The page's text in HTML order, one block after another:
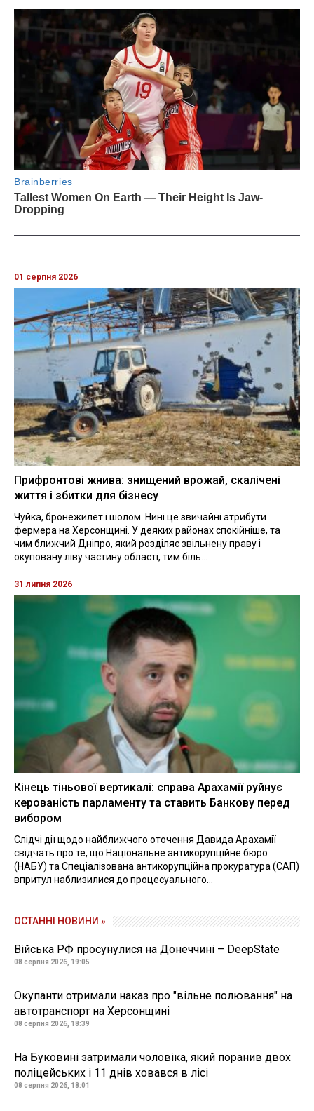
01 серпня 2026
Прифронтові жнива: знищений врожай, скалічені
життя і збитки для бізнесу
Чуйка, бронежилет і шолом. Нині це звичайні атрибути
фермера на Херсонщині. У деяких районах спокійніше, та
чим ближчий Дніпро, який розділяє звільнену праву і
окуповану ліву частину області, тим біль...
31 липня 2026
Кінець тіньової вертикалі: справа Арахамії руйнує
керованість парламенту та ставить Банкову перед
вибором
Слідчі дії щодо найближчого оточення Давида Арахамії
свідчать про те, що Національне антикорупційне бюро
(НАБУ) та Спеціалізована антикорупційна прокуратура (САП)
впритул наблизилися до процесуального...
ОСТАННІ НОВИНИ »
Війська РФ просунулися на Донеччині – DeepState
08 серпня 2026, 19:05
Окупанти отримали наказ про "вільне полювання" на
автотранспорт на Херсонщині
08 серпня 2026, 18:39
На Буковині затримали чоловіка, який поранив двох
поліцейських і 11 днів ховався в лісі
08 серпня 2026, 18:01